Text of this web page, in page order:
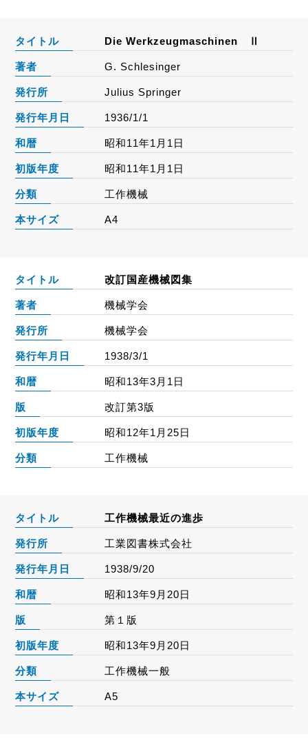
タイトル Die Werkzeugmaschinen Ⅱ
著者 G. Schlesinger
発行所 Julius Springer
発行年月日 1936/1/1
和暦 昭和11年1月1日
初版年度 昭和11年1月1日
分類 工作機械
本サイズ A4
タイトル 改訂国産機械図集
著者 機械学会
発行所 機械学会
発行年月日 1938/3/1
和暦 昭和13年3月1日
版 改訂第3版
初版年度 昭和12年1月25日
分類 工作機械
タイトル 工作機械最近の進歩
発行所 工業図書株式会社
発行年月日 1938/9/20
和暦 昭和13年9月20日
版 第１版
初版年度 昭和13年9月20日
分類 工作機械一般
本サイズ A5